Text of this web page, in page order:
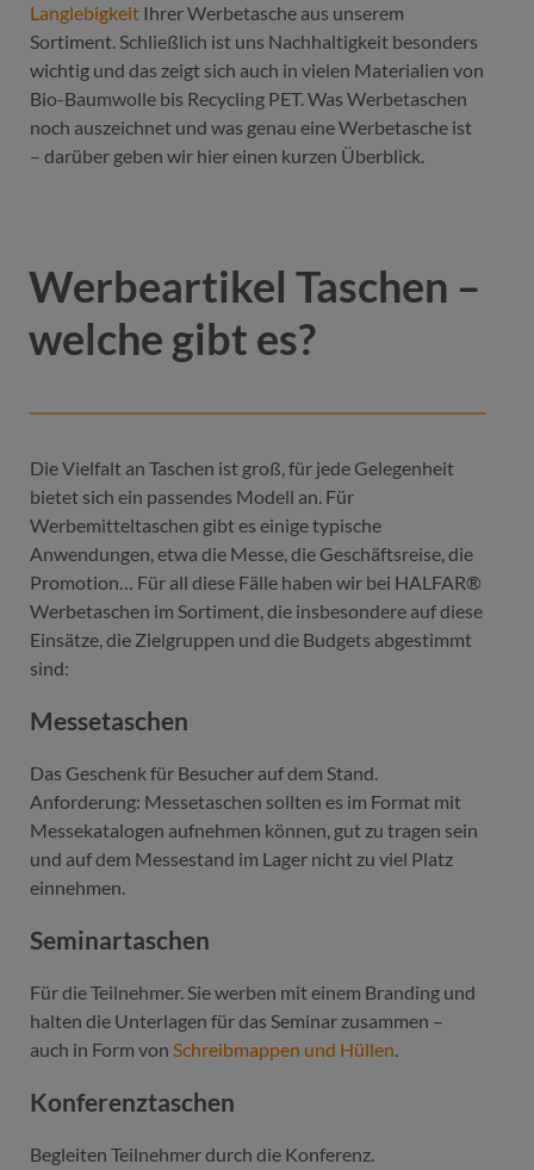
Langlebigkeit Ihrer Werbetasche aus unserem
Sortiment. Schließlich ist uns Nachhaltigkeit besonders
wichtig und das zeigt sich auch in vielen Materialien von
Bio-Baumwolle bis Recycling PET. Was Werbetaschen
noch auszeichnet und was genau eine Werbetasche ist
– darüber geben wir hier einen kurzen Überblick.
Werbeartikel Taschen –
welche gibt es?
Die Vielfalt an Taschen ist groß, für jede Gelegenheit
bietet sich ein passendes Modell an. Für
Werbemitteltaschen gibt es einige typische
Anwendungen, etwa die Messe, die Geschäftsreise, die
Promotion… Für all diese Fälle haben wir bei HALFAR®
Werbetaschen im Sortiment, die insbesondere auf diese
Einsätze, die Zielgruppen und die Budgets abgestimmt
sind:
Messetaschen
Das Geschenk für Besucher auf dem Stand.
Anforderung: Messetaschen sollten es im Format mit
Messekatalogen aufnehmen können, gut zu tragen sein
und auf dem Messestand im Lager nicht zu viel Platz
einnehmen.
Seminartaschen
Für die Teilnehmer. Sie werben mit einem Branding und
halten die Unterlagen für das Seminar zusammen –
auch in Form von Schreibmappen und Hüllen.
Konferenztaschen
Begleiten Teilnehmer durch die Konferenz.